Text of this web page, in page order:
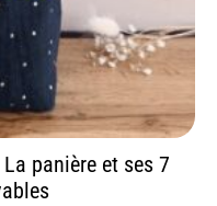
La panière et ses 7
page
du
produit